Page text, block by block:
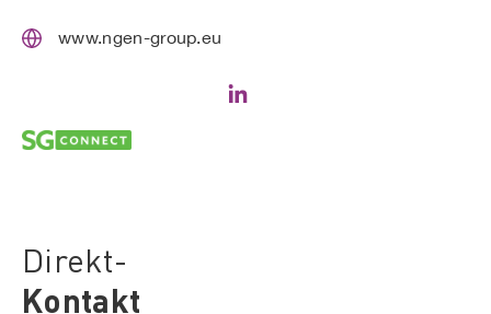
www.ngen-group.eu
Direkt-
Kontakt